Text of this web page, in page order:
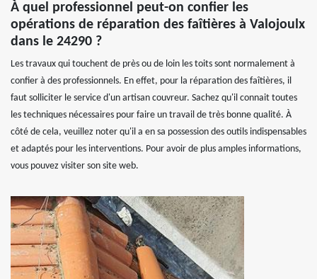
À quel professionnel peut-on confier les
opérations de réparation des faîtières à Valojoulx
dans le 24290 ?
Les travaux qui touchent de près ou de loin les toits sont normalement à
confier à des professionnels. En effet, pour la réparation des faîtières, il
faut solliciter le service d'un artisan couvreur. Sachez qu'il connait toutes
les techniques nécessaires pour faire un travail de très bonne qualité. À
côté de cela, veuillez noter qu'il a en sa possession des outils indispensables
et adaptés pour les interventions. Pour avoir de plus amples informations,
vous pouvez visiter son site web.